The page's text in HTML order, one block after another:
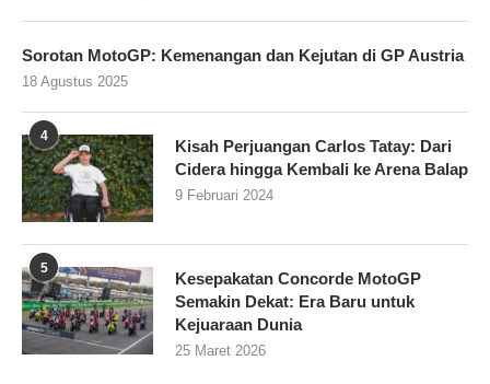
Sorotan MotoGP: Kemenangan dan Kejutan di GP Austria
18 Agustus 2025
4
Kisah Perjuangan Carlos Tatay: Dari
Cidera hingga Kembali ke Arena Balap
9 Februari 2024
5
Kesepakatan Concorde MotoGP
Semakin Dekat: Era Baru untuk
Kejuaraan Dunia
25 Maret 2026